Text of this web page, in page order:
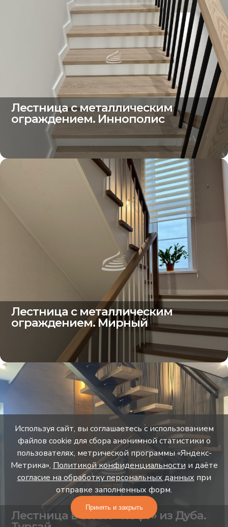
Лестница с металлическим
ограждением. Иннополис
Лестница с металлическим
ограждением. Мирный
Лестница в стиле «лофт» из Дуба.
Используя сайт, вы соглашаетесь с использованием
файлов cookie для сбора анонимной статистики о
пользователях, метрической программы «Яндекс-
Метрика», Политикой конфиденциальности и даёте
согласие на обработку персональных данных при
отправке заполненных форм.
Принять и закрыть